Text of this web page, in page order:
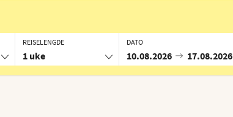
REISELENGDE
1 uke
DATO
10.08.2026 17.08.2026